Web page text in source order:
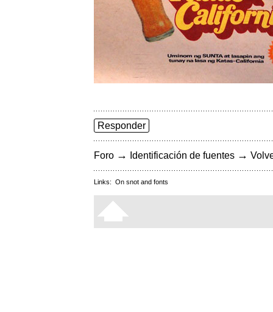
Responder
Foro → Identificación de fuentes →
Links: On snot and fonts